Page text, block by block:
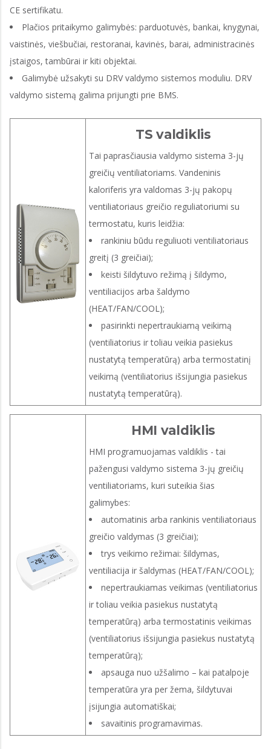
CE sertifikatu.
Plačios pritaikymo galimybės: parduotuvės, bankai, knygynai,
vaistinės, viešbučiai, restoranai, kavinės, barai, administracinės
įstaigos, tambūrai ir kiti objektai.
Galimybė užsakyti su DRV valdymo sistemos moduliu. DRV
valdymo sistemą galima prijungti prie BMS.
TS valdiklis
Tai paprasčiausia valdymo sistema 3-jų
greičių ventiliatoriams. Vandeninis
kaloriferis yra valdomas 3-jų pakopų
ventiliatoriaus greičio reguliatoriumi su
termostatu, kuris leidžia:
rankiniu būdu reguliuoti ventiliatoriaus
greitį (3 greičiai);
keisti šildytuvo režimą į šildymo,
ventiliacijos arba šaldymo
(HEAT/FAN/COOL);
pasirinkti nepertraukiamą veikimą
(ventiliatorius ir toliau veikia pasiekus
nustatytą temperatūrą) arba termostatinį
veikimą (ventiliatorius išsijungia pasiekus
nustatytą temperatūrą).
HMI valdiklis
HMI programuojamas valdiklis - tai
pažengusi valdymo sistema 3-jų greičių
ventiliatoriams, kuri suteikia šias
galimybes:
automatinis arba rankinis ventiliatoriaus
greičio valdymas (3 greičiai);
trys veikimo režimai: šildymas,
ventiliacija ir šaldymas (HEAT/FAN/COOL);
nepertraukiamas veikimas (ventiliatorius
ir toliau veikia pasiekus nustatytą
temperatūrą) arba termostatinis veikimas
(ventiliatorius išsijungia pasiekus nustatytą
temperatūrą);
apsauga nuo užšalimo – kai patalpoje
temperatūra yra per žema, šildytuvai
įsijungia automatiškai;
savaitinis programavimas.